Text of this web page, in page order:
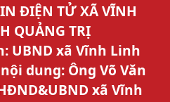
ĐIỆN TỬ XÃ VĨNH
QUẢNG TRỊ
UBND xã Vĩnh Linh
dung: Ông Võ Văn
xã Vĩnh